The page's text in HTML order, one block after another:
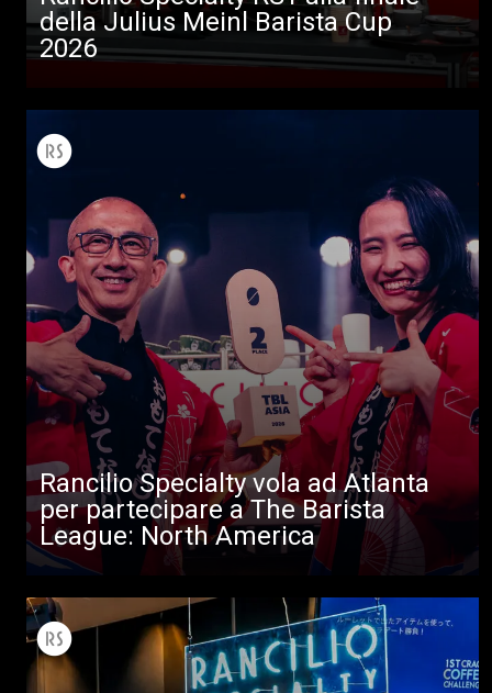
della Julius Meinl Barista Cup
2026
Rancilio Specialty vola ad Atlanta
per partecipare a The Barista
League: North America
Tutti
Prodotti
News
Download
Altro